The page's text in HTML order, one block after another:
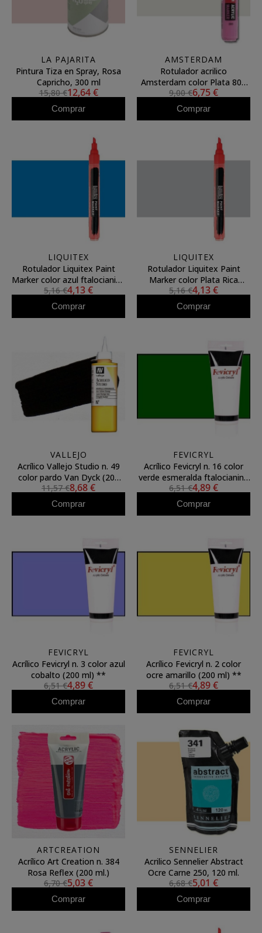
LA PAJARITA
Pintura Tiza en Spray, Rosa
Capricho, 300 ml
15,80 €12,64 €
Comprar
AMSTERDAM
Rotulador acrilico
Amsterdam color Plata 800
(15mm.) L
9,00 €6,75 €
Comprar
LIQUITEX
Rotulador Liquitex Paint
Marker color azul ftalocianina
sombra verde (2 mm)
5,16 €4,13 €
Comprar
LIQUITEX
Rotulador Liquitex Paint
Marker color Plata Rica
Iridiscente (2 mm)
5,16 €4,13 €
Comprar
VALLEJO
Acrílico Vallejo Studio n. 49
color pardo Van Dyck (200
ml)
11,57 €8,68 €
Comprar
FEVICRYL
Acrílico Fevicryl n. 16 color
verde esmeralda ftalocianina
(200 ml)
6,51 €4,89 €
Comprar
FEVICRYL
Acrílico Fevicryl n. 3 color azul
cobalto (200 ml) **
6,51 €4,89 €
Comprar
FEVICRYL
Acrílico Fevicryl n. 2 color
ocre amarillo (200 ml) **
6,51 €4,89 €
Comprar
ARTCREATION
Acrílico Art Creation n. 384
Rosa Reflex (200 ml.)
6,70 €5,03 €
Comprar
SENNELIER
Acrilico Sennelier Abstract
Ocre Carne 250, 120 ml.
6,68 €5,01 €
Comprar